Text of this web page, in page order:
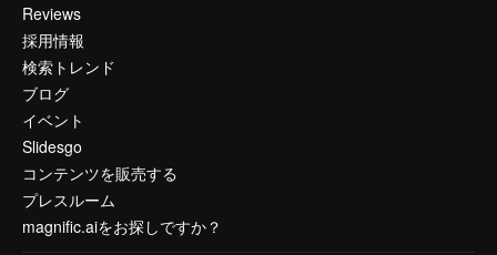
Reviews
採用情報
検索トレンド
ブログ
イベント
Slidesgo
コンテンツを販売する
プレスルーム
magnific.aiをお探しですか？